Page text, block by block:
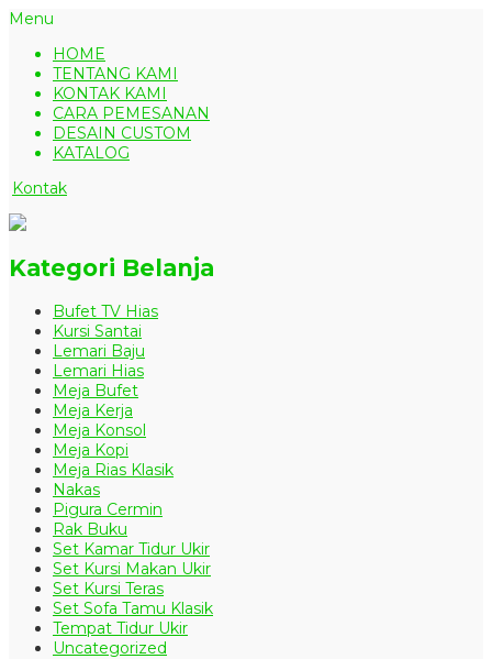
Menu
HOME
TENTANG KAMI
KONTAK KAMI
CARA PEMESANAN
DESAIN CUSTOM
KATALOG
Kontak
Kategori Belanja
Bufet TV Hias
Kursi Santai
Lemari Baju
Lemari Hias
Meja Bufet
Meja Kerja
Meja Konsol
Meja Kopi
Meja Rias Klasik
Nakas
Pigura Cermin
Rak Buku
Set Kamar Tidur Ukir
Set Kursi Makan Ukir
Set Kursi Teras
Set Sofa Tamu Klasik
Tempat Tidur Ukir
Uncategorized